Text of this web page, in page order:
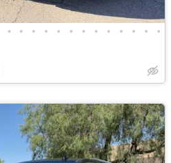
• • • • • • • • • • • • •